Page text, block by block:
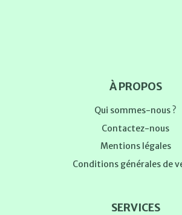
À PROPOS
Qui sommes-nous ?
Contactez-nous
Mentions légales
Conditions générales de
SERVICES